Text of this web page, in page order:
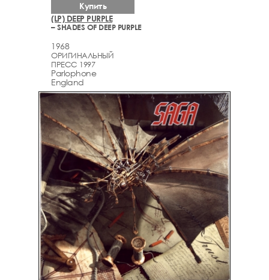
(LP) DEEP PURPLE
– SHADES OF DEEP PURPLE
1968
ОРИГИНАЛЬНЫЙ
ПРЕСС 1997
Parlophone
England
Купить